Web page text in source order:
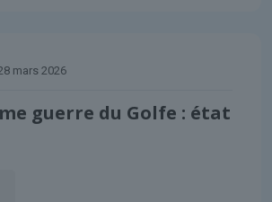
mars 2026
guerre du Golfe : état